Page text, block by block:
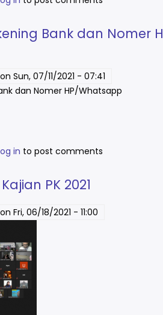
Bank dan Nomer
on Sun, 07/11/2021 - 07:41
dan Nomer HP/Whatsapp
in to post comments
PK 2021
on Fri, 06/18/2021 - 11:00